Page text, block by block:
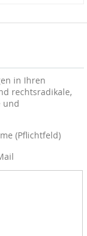
in Ihren
rechtsradikale,
und
(Pflichtfeld)